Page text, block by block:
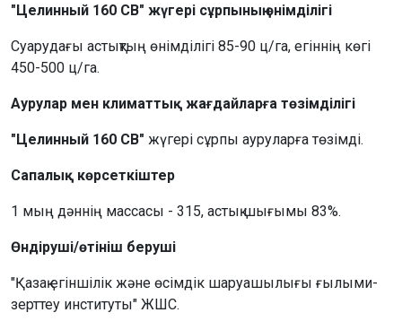
"Целинный 160 СВ" жүгері сұрпының өнімділігі
Суарудағы астықтың өнімділігі 85-90 ц/га, егіннің көгі
450-500 ц/га.
Аурулар мен климаттық жағдайларға төзімділігі
"Целинный 160 СВ" жүгері сұрпы ауруларға төзімді.
Сапалық көрсеткіштер
1 мың дәннің массасы - 315, астық шығымы 83%.
Өндіруші/өтініш беруші
"Қазақ егіншілік және өсімдік шаруашылығы ғылыми-
зерттеу институты" ЖШС.